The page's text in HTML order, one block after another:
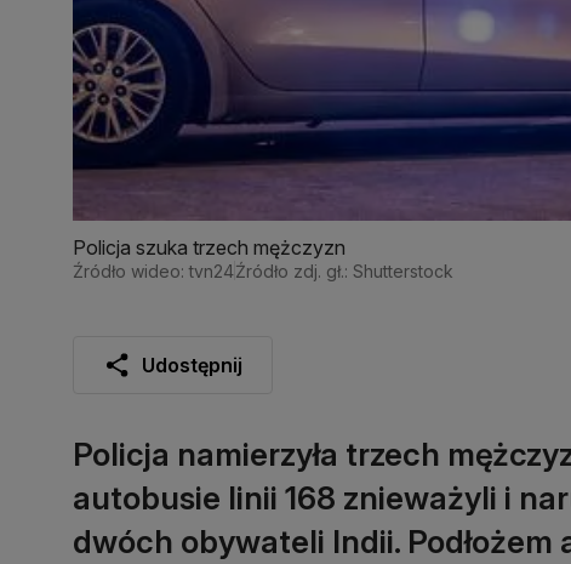
Policja szuka trzech mężczyzn
Źródło wideo: tvn24Źródło zdj. gł.: Shutterstock
Udostępnij
Policja namierzyła trzech
autobusie linii 168 znieważyli i
dwóch obywateli Indii. Podłożem